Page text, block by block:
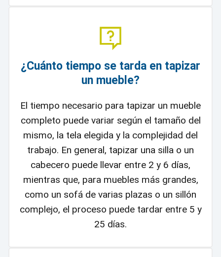
¿Cuánto tiempo se tarda en tapizar
un mueble?
El tiempo necesario para tapizar un mueble
completo puede variar según el tamaño del
mismo, la tela elegida y la complejidad del
trabajo. En general, tapizar una silla o un
cabecero puede llevar entre 2 y 6 días,
mientras que, para muebles más grandes,
como un sofá de varias plazas o un sillón
complejo, el proceso puede tardar entre 5 y
25 días.